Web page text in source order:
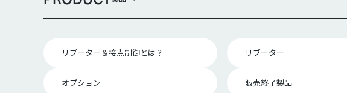
リブーター＆接点制御とは？ リブーター
オプション 販売終了製品